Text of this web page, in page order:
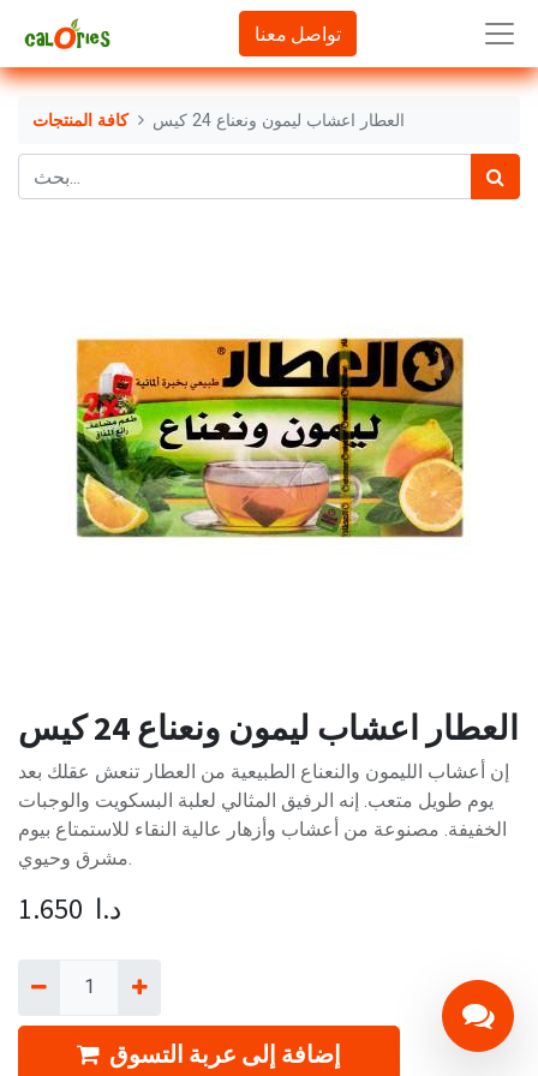
تواصل معنا
كافة المنتجات العطار اعشاب ليمون ونعناع 24 كيس
العطار اعشاب ليمون ونعناع 24 كيس
إن أعشاب الليمون والنعناع الطبيعية من العطار تنعش عقلك بعد
يوم طويل متعب. إنه الرفيق المثالي لعلبة البسكويت والوجبات
الخفيفة. مصنوعة من أعشاب وأزهار عالية النقاء للاستمتاع بيوم
مشرق وحيوي.
1.650 د.ا
إضافة إلى عربة التسوق